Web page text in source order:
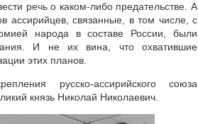
речь о каком-либо предательстве. А
ассирийцев, связанные, в том числе, с
народа в составе России, были
И не их вина, что охватившие
этих планов.
русско-ассирийского союза
князь Николай Николаевич.